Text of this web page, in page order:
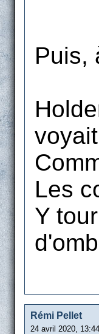
Puis,
voyait
Les
Y
Rémi Pellet
24 avril 2020,